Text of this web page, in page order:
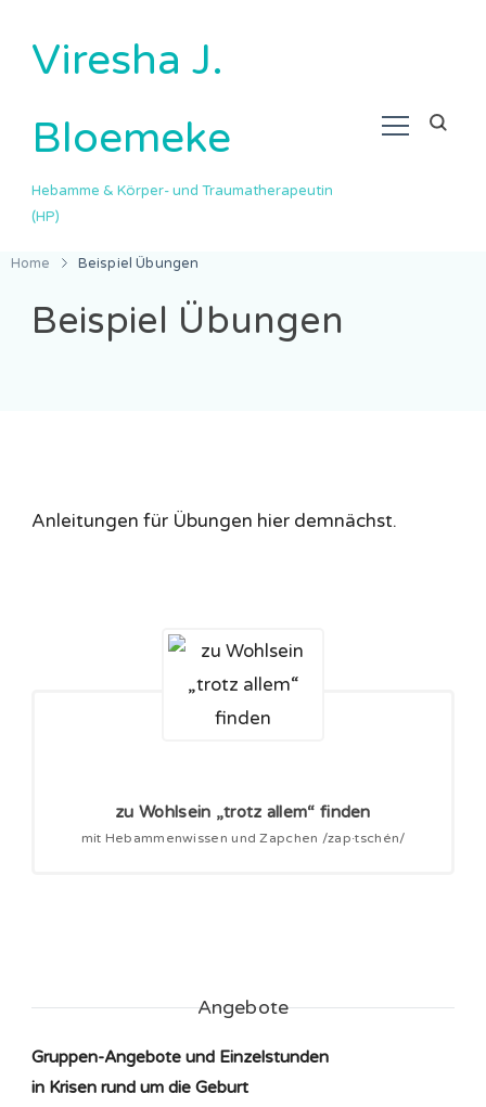
Viresha J.
Bloemeke
Hebamme & Körper- und Traumatherapeutin
(HP)
Home Beispiel Übungen
Beispiel Übungen
Anleitungen für Übungen hier demnächst.
zu Wohlsein „trotz allem“ finden
mit Hebammenwissen und Zapchen /zap·tschén/
Angebote
Gruppen-Angebote und Einzelstunden
in Krisen rund um die Geburt